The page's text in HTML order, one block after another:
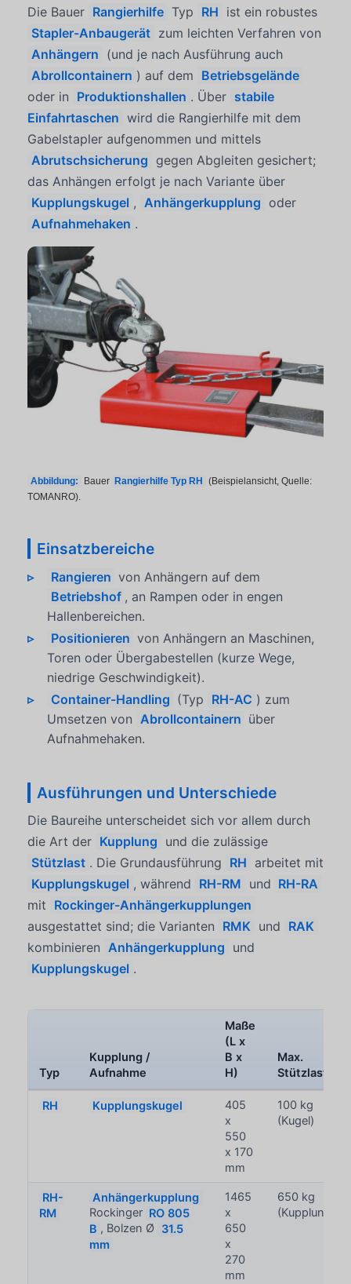
Die Bauer Rangierhilfe Typ RH ist ein robustes
Stapler-Anbaugerät zum leichten Verfahren von
Anhängern (und je nach Ausführung auch
Abrollcontainern ) auf dem Betriebsgelände
oder in Produktionshallen . Über stabile
Einfahrtaschen wird die Rangierhilfe mit dem
Gabelstapler aufgenommen und mittels
Abrutschsicherung gegen Abgleiten gesichert;
das Anhängen erfolgt je nach Variante über
Kupplungskugel , Anhängerkupplung oder
Aufnahmehaken .
Abbildung: Bauer Rangierhilfe Typ RH
(Beispielansicht, Quelle:
TOMANRO).
Einsatzbereiche
Rangieren von Anhängern auf dem
Betriebshof , an Rampen oder in engen
Hallenbereichen.
Positionieren von Anhängern an Maschinen,
Toren oder Übergabestellen (kurze Wege,
niedrige Geschwindigkeit).
Container-Handling (Typ RH-AC ) zum
Umsetzen von Abrollcontainern über
Aufnahmehaken.
Ausführungen und Unterschiede
Die Baureihe unterscheidet sich vor allem durch
die Art der Kupplung und die zulässige
Stützlast . Die Grundausführung RH arbeitet mit
Kupplungskugel , während RH-RM und RH-RA
mit Rockinger-Anhängerkupplungen
ausgestattet sind; die Varianten RMK und RAK
kombinieren Anhängerkupplung und
Kupplungskugel .
Typ
Kupplung /
Aufnahme
Maße
(L x
B x
H)
Max.
Stützlast
RH Kupplungskugel
405
x
550
x 170
mm
100 kg
(Kugel)
RH-
RM
Anhängerkupplung
Rockinger RO 805
B , Bolzen Ø 31.5
mm
1465
x
650
x
270
mm
650 kg
(Kupplung)